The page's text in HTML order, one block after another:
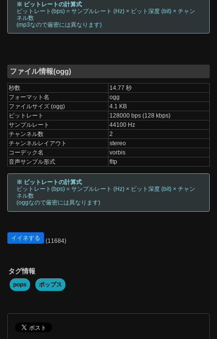
※ ビットレートの計算式
ビットレート(bps) = サンプルレート (Hz) × ビット深度 (bit) × チャン
ネル数
(mp3なので厳密には異なります)
ファイル情報(ogg)
秒数
14.77 秒
フォーマット名
ogg
ファイルサイズ (ogg)
4.1 KB
ビットレート
128000 bps (128 kbps)
サンプルレート
44100 Hz
チャンネル数
2
チャンネルレイアウト
stereo
コーデック名
vorbis
音声サンプル形式
fltp
※ ビットレートの計算式
ビットレート(bps) = サンプルレート (Hz) × ビット深度 (bit) × チャン
ネル数
(oggなので厳密には異なります)
イイネする (11684)
タグ情報
pops ポップス